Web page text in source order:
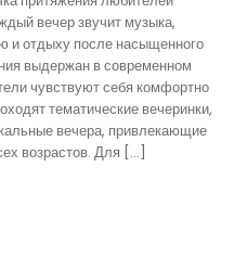
вечер звучит музыка,
и отдыху после насыщенного
выдержан в современном
чувствуют себя комфортно
тематические вечеринки,
вечера, привлекающие
возрастов. Для […]